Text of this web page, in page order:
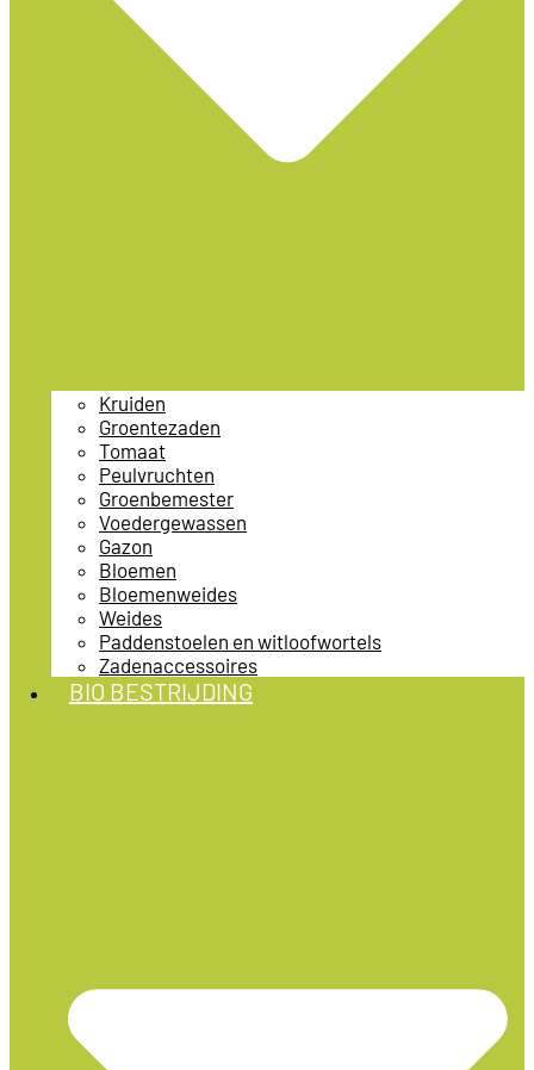
Kruiden
Groentezaden
Tomaat
Peulvruchten
Groenbemester
Voedergewassen
Gazon
Bloemen
Bloemenweides
Weides
Paddenstoelen en witloofwortels
Zadenaccessoires
BIO BESTRIJDING